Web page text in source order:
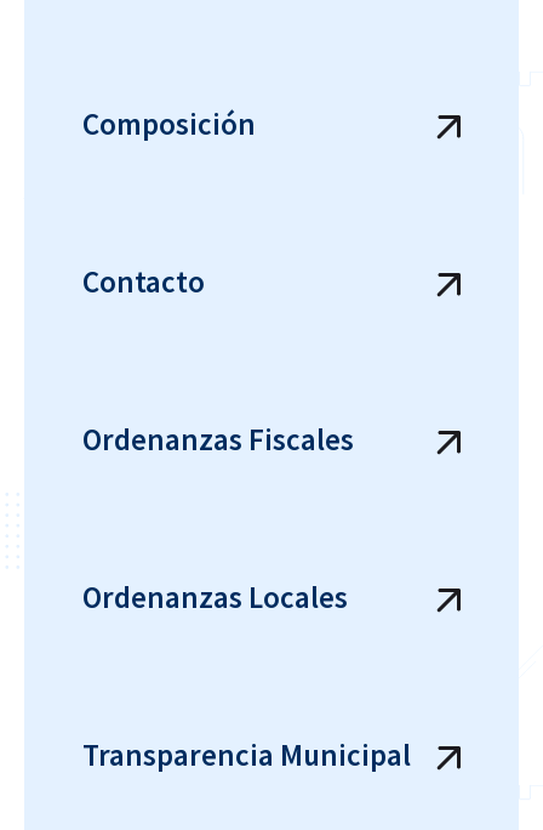
Composición
Contacto
Ordenanzas Fiscales
Ordenanzas Locales
Transparencia Municipal